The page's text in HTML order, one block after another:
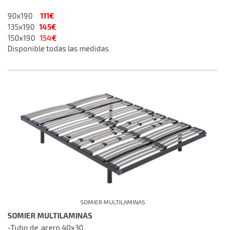
90x190 111€
135x190 145€
150x190 154€
Disponible todas las medidas
SOMIER MULTILAMINAS
SOMIER MULTILAMINAS
-Tubo de acero 40x30